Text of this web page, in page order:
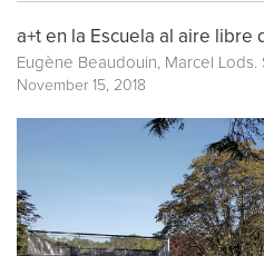
a+t en la Escuela al aire libre
Eugène Beaudouin, Marcel Lods.
November 15, 2018